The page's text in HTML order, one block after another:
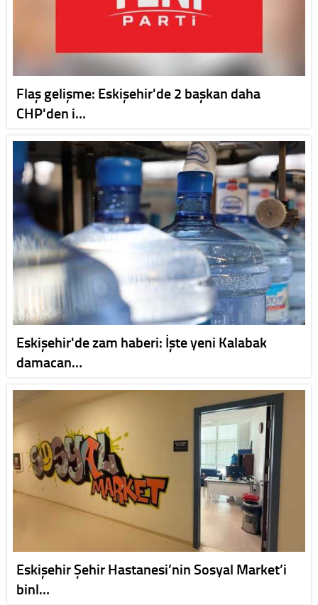
Flaş gelişme: Eskişehir'de 2 başkan daha
CHP'den i…
Eskişehir'de zam haberi: İşte yeni Kalabak
damacan…
Eskişehir Şehir Hastanesi’nin Sosyal Market’i
binl…